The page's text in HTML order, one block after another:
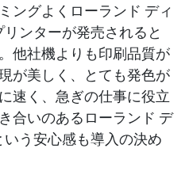
ングよくローランド ディ
ンターが発売されると
他社機よりも印刷品質が
が美しく、とても発色が
速く、急ぎの仕事に役立
合いのあるローランド デ
う安心感も導入の決め